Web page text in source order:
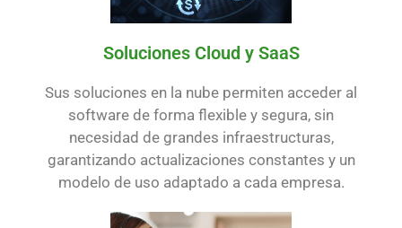
Soluciones Cloud y SaaS
Sus soluciones en la nube permiten acceder al
software de forma flexible y segura, sin
necesidad de grandes infraestructuras,
garantizando actualizaciones constantes y un
modelo de uso adaptado a cada empresa.